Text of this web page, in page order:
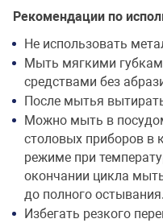
Рекомендации по
Не использовать
Мыть мягкими
средствами без
После мытья
Можно мыть в
столовых приборов в
режиме при
окончании цикла
до полного остывания.
Избегать резкого